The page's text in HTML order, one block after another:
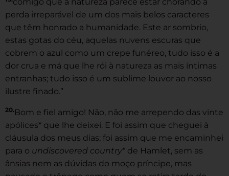
perda irreparável de um dos mais belos caracteres
que têm honrado a humanidade. Este ar sombrio,
estas gotas do céu, aquelas nuvens escuras que
cobrem o azul como um crepe funéreo, tudo isso é a
dor crua e má que lhe rói à natureza as mais íntimas
entranhas; tudo isso é um sublime louvor ao nosso
ilustre finado.”
20.Bom e fiel amigo! Não, não me arrependo das vinte
apólices* que lhe deixei. E foi assim que cheguei à
cláusula dos meus dias; foi assim que me encaminhei
para o undiscovered country* de Hamlet, sem as
ânsias nem as dúvidas do moço príncipe, mas